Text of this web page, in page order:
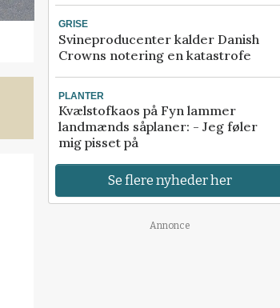
GRISE
Svineproducenter kalder Danish
Crowns notering en katastrofe
PLANTER
Kvælstofkaos på Fyn lammer
landmænds såplaner: - Jeg føler
mig pisset på
Se flere nyheder her
Annonce